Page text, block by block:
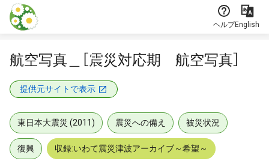
本文に飛ぶ
ヘルプEnglish
航空写真＿［震災対応期 航空写真］
提供元サイトで表示
東日本大震災 (2011) 震災への備え 被災状況
復興 収録:いわて震災津波アーカイブ～希望～